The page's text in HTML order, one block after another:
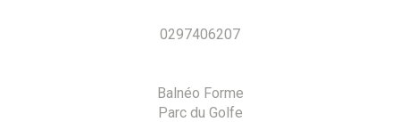
0297406207
Balnéo Forme
Parc du Golfe